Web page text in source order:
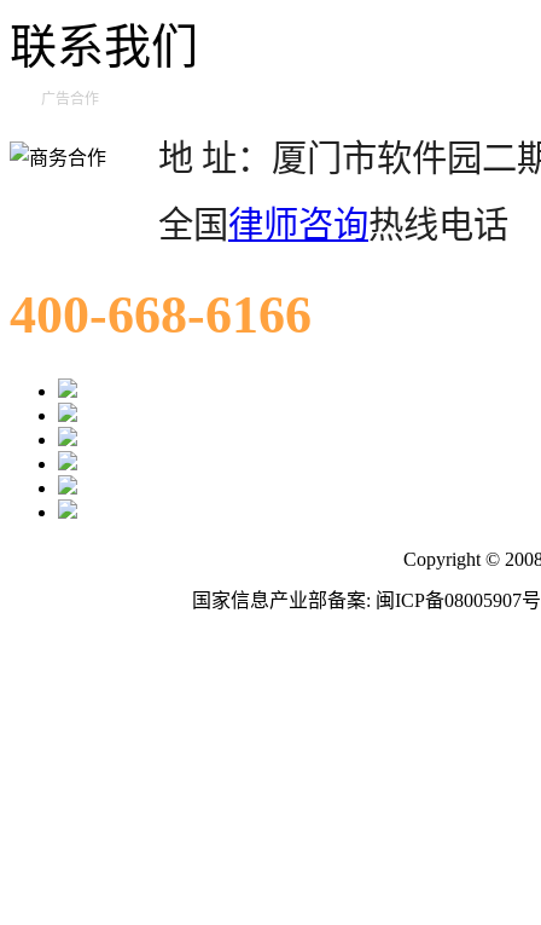
联系我们
广告合作
地 址：厦门市软件园二
全国 律师咨询热线电话
400-668-6166
Copyright ©
国家信息产业部备案: 闽ICP备08005907